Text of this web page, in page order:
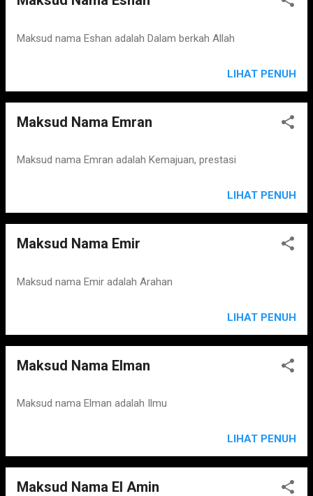
Maksud nama Eshan adalah Dalam berkah Allah
LIHAT PENUH
Maksud Nama Emran
Maksud nama Emran adalah Kemajuan, prestasi
LIHAT PENUH
Maksud Nama Emir
Maksud nama Emir adalah Arahan
LIHAT PENUH
Maksud Nama Elman
Maksud nama Elman adalah Ilmu
LIHAT PENUH
Maksud Nama El Amin